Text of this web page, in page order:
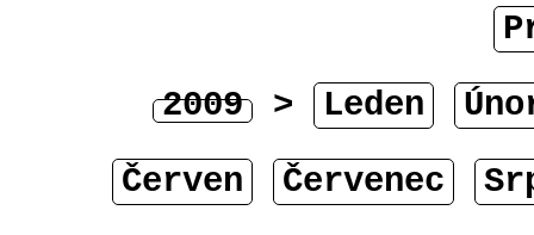
2009 > Leden
Červen
Červenec